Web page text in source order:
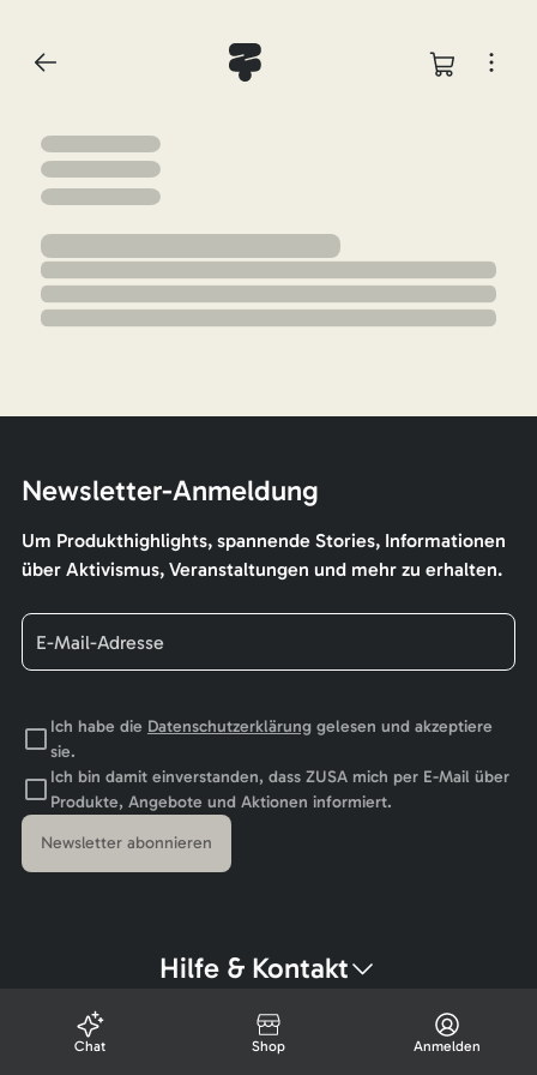
Newsletter-Anmeldung
Um Produkthighlights, spannende Stories, Informationen
über Aktivismus, Veranstaltungen und mehr zu erhalten.
Ich habe die Datenschutzerklärunggelesen und akzeptiere
sie.
Ich bin damit einverstanden, dass ZUSA mich per E-Mail über
Produkte, Angebote und Aktionen informiert.
Newsletter abonnieren
Hilfe & Kontakt
Chat Shop Anmelden